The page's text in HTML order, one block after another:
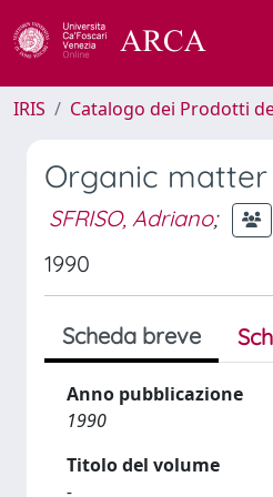
IRIS Catalogo dei Prodotti
Organic
SFRISO, Adriano;
1990
Scheda breve
Anno pubblicazione
1990
Titolo del volume
-